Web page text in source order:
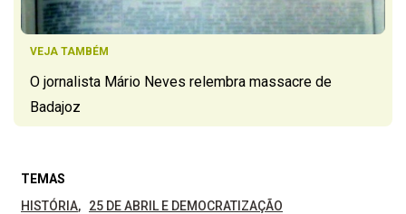
VEJA TAMBÉM
O jornalista Mário Neves relembra massacre de
Badajoz
TEMAS
HISTÓRIA
25 DE ABRIL E DEMOCRATIZAÇÃO